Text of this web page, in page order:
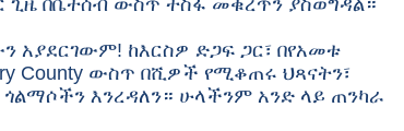
ጊዜ በቤተሰብ ውስጥ ተስፋ መቁረጥን ያስወግዳል።
አያደርገውም! ከእርስዎ ድጋፍ ጋር፣ በየአመቱ
County ውስጥ በሺዎች የሚቆጠሩ ህጻናትን፣
እንረዳለን። ሁላችንም አንድ ላይ ጠንካራ